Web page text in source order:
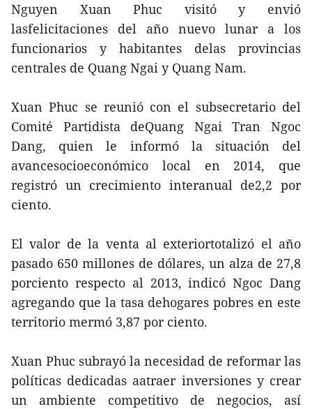
Nguyen Xuan Phuc visitó y envió
lasfelicitaciones del año nuevo lunar a los
funcionarios y habitantes delas provincias
centrales de Quang Ngai y Quang Nam.
Xuan Phuc se reunió con el subsecretario del
Comité Partidista deQuang Ngai Tran Ngoc
Dang, quien le informó la situación del
avancesocioeconómico local en 2014, que
registró un crecimiento interanual de2,2 por
ciento.
El valor de la venta al exteriortotalizó el año
pasado 650 millones de dólares, un alza de 27,8
porciento respecto al 2013, indicó Ngoc Dang
agregando que la tasa dehogares pobres en este
territorio mermó 3,87 por ciento.
Xuan Phuc subrayó la necesidad de reformar las
políticas dedicadas aatraer inversiones y crear
un ambiente competitivo de negocios, así